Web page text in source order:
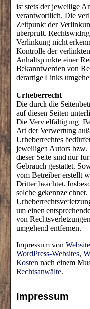
ist stets der jeweilige
verantwortlich. Die
Zeitpunkt der
überprüft.
Verlinkung nicht
Kontrolle der
Anhaltspunkte einer
Bekanntwerden von
derartige Links
Urheberrecht
Die durch die
auf diesen Seiten
Die Vervielfältigung,
Art der Verwertung
Urheberrechtes
jeweiligen Autors bzw.
dieser Seite sind nur
Gebrauch gestattet.
vom Betreiber erstellt
Dritter beachtet.
solche
um einen
von
umgehend entfernen.
Impressum von
WordPress-Websites,
Kosten nach einem
Rechtsanwälte.
Impressum